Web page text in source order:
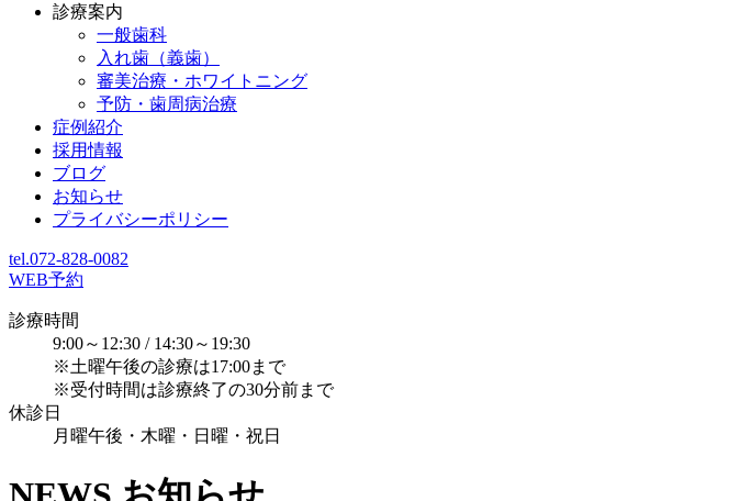
診療案内
一般歯科
入れ歯（義歯）
審美治療・ホワイトニング
予防・歯周病治療
症例紹介
採用情報
ブログ
お知らせ
プライバシーポリシー
tel.072-828-0082
WEB予約
診療時間
9:00～12:30 / 14:30～19:30
※土曜午後の診療は17:00まで
※受付時間は診療終了の30分前まで
休診日
月曜午後・木曜・日曜・祝日